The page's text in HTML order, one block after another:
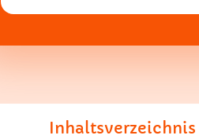
Inhaltsverzeichnis